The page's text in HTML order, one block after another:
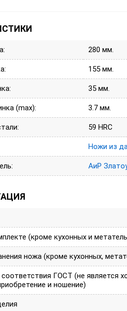
280 мм.
155 мм.
35 мм.
(max): 3.7 мм.
59 HRC
Ножи из
АиР
(кроме кухонных и
ножа (кроме кухонных,
ГОСТ (не является
и ношение)